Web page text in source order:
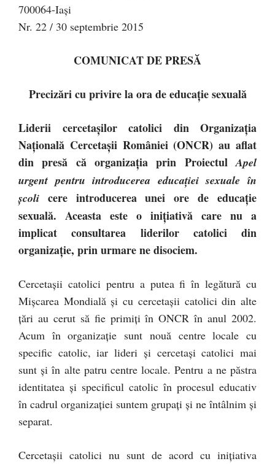
700064-Iaşi
Nr. 22 / 30 septembrie 2015
COMUNICAT DE PRESĂ
Precizări cu privire la ora de educaţie sexuală
Liderii cercetaşilor catolici din Organizaţia
Naţională Cercetaşii României (ONCR) au aflat
din presă că organizaţia prin ProiectulApel
urgent pentru introducerea educaţiei sexuale în
şcoli cere introducerea unei ore de educaţie
sexuală. Aceasta este o iniţiativă care nu a
implicat consultarea liderilor catolici din
organizaţie, prin urmare ne disociem.
Cercetaşii catolici pentru a putea fi în legătură cu
Mişcarea Mondială şi cu cercetaşii catolici din alte
ţări au cerut să fie primiţi în ONCR în anul 2002.
Acum în organizaţie sunt nouă centre locale cu
specific catolic, iar lideri şi cercetaşi catolici mai
sunt şi în alte patru centre locale. Pentru a ne păstra
identitatea şi specificul catolic în procesul educativ
în cadrul organizaţiei suntem grupaţi şi ne întâlnim şi
separat.
Cercetaşii catolici nu sunt de acord cu iniţiativa